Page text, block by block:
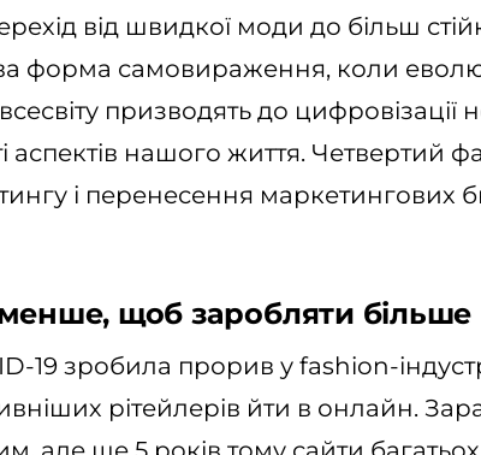
від швидкої моди до більш
форма самовираження, коли
призводять до
аспектів нашого життя. Четвертий
і перенесення маркетингових
щоб заробляти більше
19 зробила прорив у fashion-
рітейлерів йти в онлайн.